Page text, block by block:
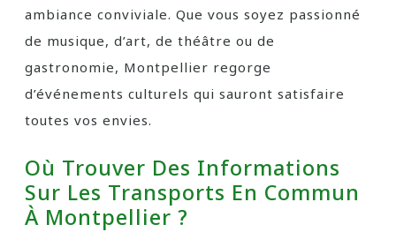
ambiance conviviale. Que vous soyez passionné
de musique, d’art, de théâtre ou de
gastronomie, Montpellier regorge
d’événements culturels qui sauront satisfaire
toutes vos envies.
Où Trouver Des Informations
Sur Les Transports En Commun
À Montpellier ?